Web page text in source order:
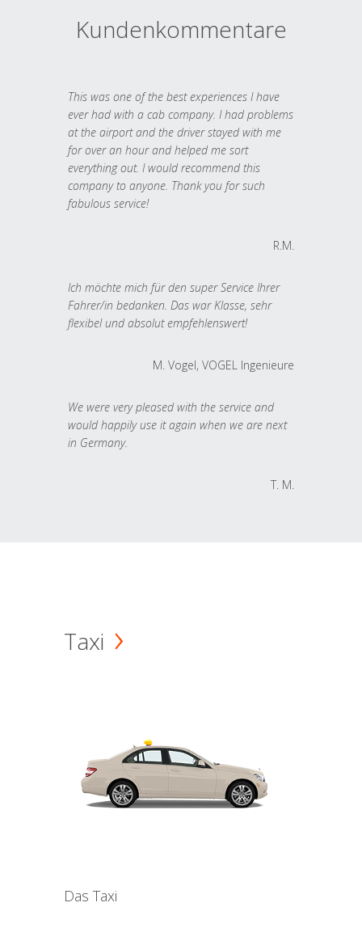
Kundenkommentare
This was one of the best experiences I have
ever had with a cab company. I had problems
at the airport and the driver stayed with me
for over an hour and helped me sort
everything out. I would recommend this
company to anyone. Thank you for such
fabulous service!
R.M.
Ich möchte mich für den super Service Ihrer
Fahrer/in bedanken. Das war Klasse, sehr
flexibel und absolut empfehlenswert!
M. Vogel, VOGEL Ingenieure
We were very pleased with the service and
would happily use it again when we are next
in Germany.
T. M.
Taxi
Das Taxi